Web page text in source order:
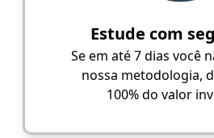
Estude com
Se em até 7 dias você
nossa metodologia,
100% do valor